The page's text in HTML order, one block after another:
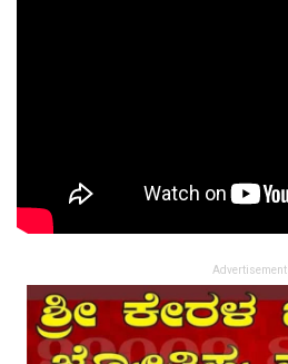
Advertisement